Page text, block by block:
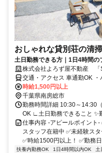
おしゃれな貸別荘の清
土日勤務できる方｜1日4時間
株式会社よろず屋不動産 「
交通・アクセス 車通勤OK
時給1,500円以上
千葉県南房総市
勤務時間詳細 10:30～14:30
OK ∟土日勤務できること ✨
仕事内容 -アピールポイント
スタッフ在籍中 ✅未経験ス
✅時給1500円以上！ ✅勤務
扶養内勤務OK 1日4時間以内OK 土